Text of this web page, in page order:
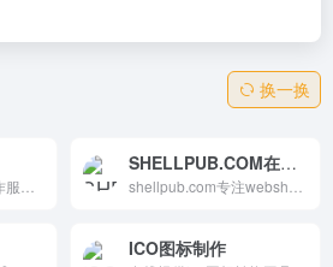
换一换
SHELLPUB.COM在线查杀
ICO图标制作